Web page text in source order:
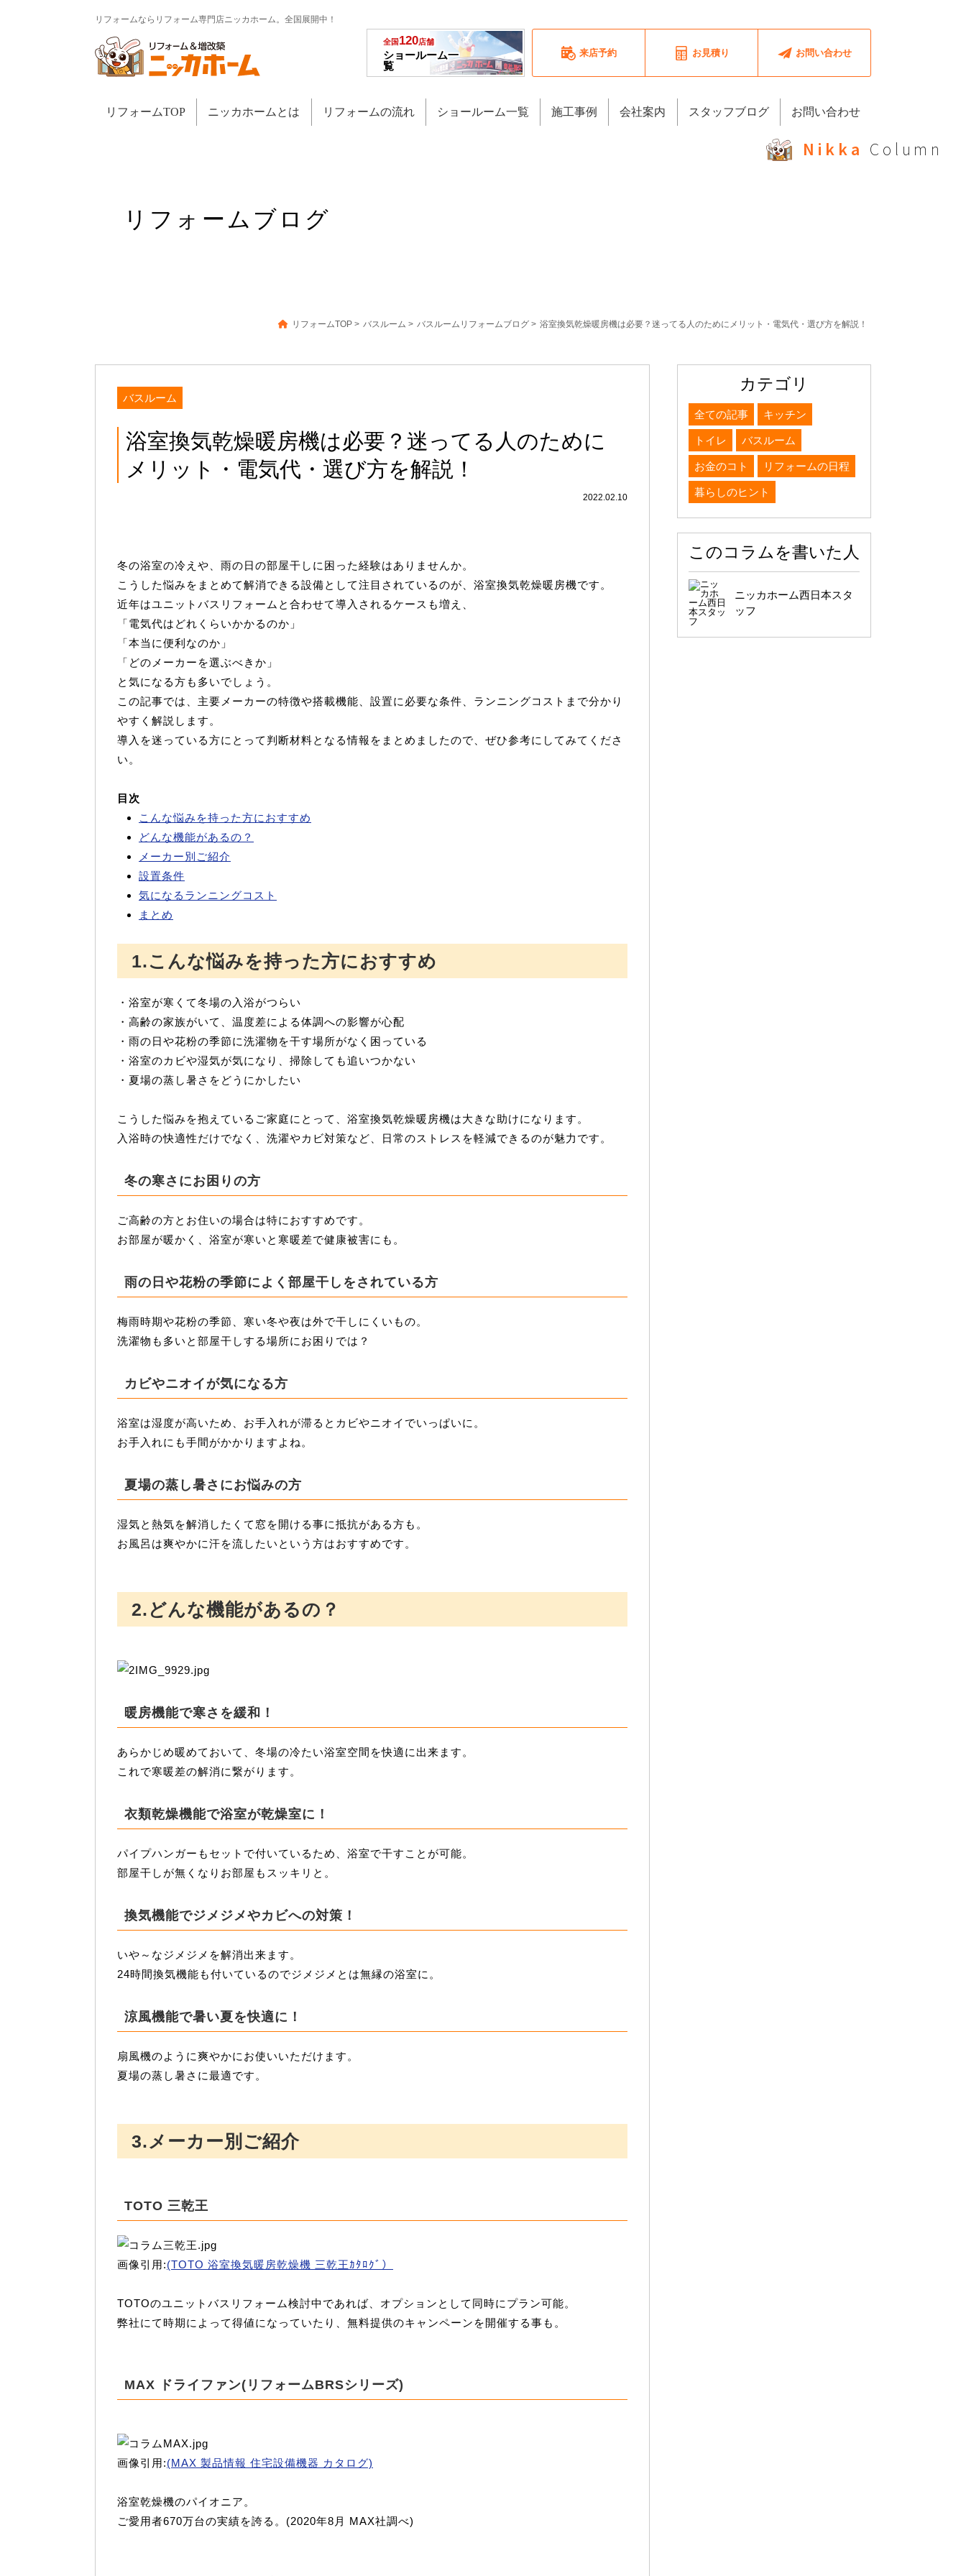
リフォームならリフォーム専門店ニッカホーム。全国展開中！
全国120店舗
ショールーム一
覧
来店予約 お見積り お問い合わせ
リフォームTOP ニッカホームとは リフォームの流れ ショールーム一覧 施工事例 会社案内 スタッフブログ お問い合わせ
Nikka Column
リフォームブログ
リフォームTOP > バスルーム > バスルームリフォームブログ > 浴室換気乾燥暖房機は必要？迷ってる人のためにメリット・電気代・選び方を解説！
バスルーム
浴室換気乾燥暖房機は必要？迷ってる人のために
メリット・電気代・選び方を解説！
2022.02.10
冬の浴室の冷えや、雨の日の部屋干しに困った経験はありませんか。
こうした悩みをまとめて解消できる設備として注目されているのが、浴室換気乾燥暖房機です。
近年はユニットバスリフォームと合わせて導入されるケースも増え、
「電気代はどれくらいかかるのか」
「本当に便利なのか」
「どのメーカーを選ぶべきか」
と気になる方も多いでしょう。
この記事では、主要メーカーの特徴や搭載機能、設置に必要な条件、ランニングコストまで分かり
やすく解説します。
導入を迷っている方にとって判断材料となる情報をまとめましたので、ぜひ参考にしてみてくださ
い。
目次
こんな悩みを持った方におすすめ
どんな機能があるの？
メーカー別ご紹介
設置条件
気になるランニングコスト
まとめ
1.こんな悩みを持った方におすすめ
・浴室が寒くて冬場の入浴がつらい
・高齢の家族がいて、温度差による体調への影響が心配
・雨の日や花粉の季節に洗濯物を干す場所がなく困っている
・浴室のカビや湿気が気になり、掃除しても追いつかない
・夏場の蒸し暑さをどうにかしたい
こうした悩みを抱えているご家庭にとって、浴室換気乾燥暖房機は大きな助けになります。
入浴時の快適性だけでなく、洗濯やカビ対策など、日常のストレスを軽減できるのが魅力です。
冬の寒さにお困りの方
ご高齢の方とお住いの場合は特におすすめです。
お部屋が暖かく、浴室が寒いと寒暖差で健康被害にも。
雨の日や花粉の季節によく部屋干しをされている方
梅雨時期や花粉の季節、寒い冬や夜は外で干しにくいもの。
洗濯物も多いと部屋干しする場所にお困りでは？
カビやニオイが気になる方
浴室は湿度が高いため、お手入れが滞るとカビやニオイでいっぱいに。
お手入れにも手間がかかりますよね。
夏場の蒸し暑さにお悩みの方
湿気と熱気を解消したくて窓を開ける事に抵抗がある方も。
お風呂は爽やかに汗を流したいという方はおすすめです。
2.どんな機能があるの？
暖房機能で寒さを緩和！
あらかじめ暖めておいて、冬場の冷たい浴室空間を快適に出来ます。
これで寒暖差の解消に繋がります。
衣類乾燥機能で浴室が乾燥室に！
パイプハンガーもセットで付いているため、浴室で干すことが可能。
部屋干しが無くなりお部屋もスッキリと。
換気機能でジメジメやカビへの対策！
いや～なジメジメを解消出来ます。
24時間換気機能も付いているのでジメジメとは無縁の浴室に。
涼風機能で暑い夏を快適に！
扇風機のように爽やかにお使いいただけます。
夏場の蒸し暑さに最適です。
3.メーカー別ご紹介
TOTO 三乾王
画像引用:(TOTO 浴室換気暖房乾燥機 三乾王ｶﾀﾛｸﾞ）
TOTOのユニットバスリフォーム検討中であれば、オプションとして同時にプラン可能。
弊社にて時期によって得値になっていたり、無料提供のキャンペーンを開催する事も。
MAX ドライファン(リフォームBRSシリーズ)
画像引用:(MAX 製品情報 住宅設備機器 カタログ)
浴室乾燥機のパイオニア。
ご愛用者670万台の実績を誇る。(2020年8月 MAX社調べ)
カテゴリ
全ての記事 キッチン
トイレ バスルーム
お金のコト リフォームの日程
暮らしのヒント
このコラムを書いた人
ニッカホーム西日本スタ
ッフ